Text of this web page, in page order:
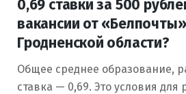
0,69 ставки за 500
вакансии от
Гродненской области?
Общее среднее образование,
ставка — 0,69. Это условия для